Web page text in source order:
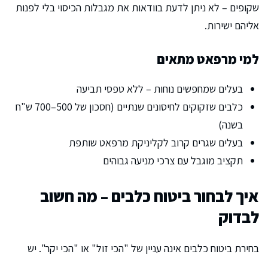
שקופים – לא ניתן לדעת בוודאות את מגבלות הכיסוי בלי לפנות
אליהם ישירות.
למי מרפאט מתאים
בעלים שמחפשים נוחות – ללא טפסי תביעה
כלבים שזקוקים לחיסונים שנתיים (חסכון של 500–700 ש"ח
בשנה)
בעלים שגרים קרוב לקליניקת מרפאט שותפת
תקציב מוגבל עם צרכי מניעה גבוהים
איך לבחור ביטוח כלבים – מה חשוב
לבדוק
בחירת ביטוח כלבים אינה עניין של "הכי זול" או "הכי יקר". יש